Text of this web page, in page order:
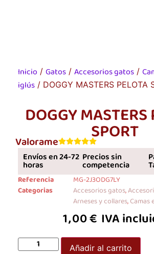
Inicio / Gatos / Accesorios gatos /
iglús / DOGGY MASTERS PELOTA
DOGGY MASTERS
SPORT
Valorame
Envíos en 24-72
horas
Precios sin
competencia
Referencia
MG-2J3ODG7LY
Categorias
Accesorios gatos,
Arneses y collares,Camas
1,00€ IVA
Añadir al carrito